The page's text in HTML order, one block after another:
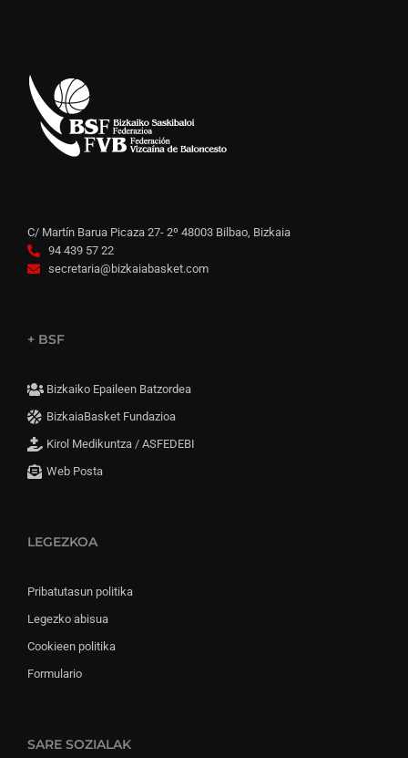
C/ Martín Barua Picaza 27- 2º 48003 Bilbao, Bizkaia
94 439 57 22
secretaria@bizkaiabasket.com
+ BSF
Bizkaiko Epaileen Batzordea
BizkaiaBasket Fundazioa
Kirol Medikuntza / ASFEDEBI
Web Posta
LEGEZKOA
Pribatutasun politika
Legezko abisua
Cookieen politika
Formulario
SARE SOZIALAK